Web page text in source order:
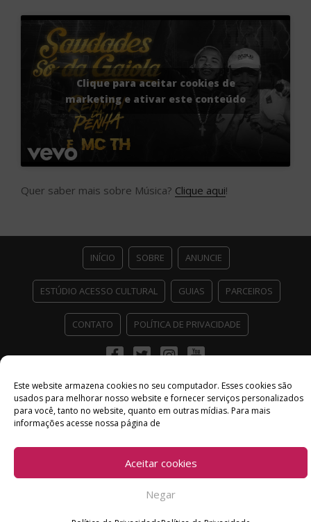
Este website armazena cookies no seu computador. Esses cookies são
usados ​​para melhorar nosso website e fornecer serviços personalizados
para você, tanto no website, quanto em outras mídias. Para mais
informações acesse nossa página de
Aceitar cookies
Negar
Clique para aceitar cookies de
marketing e ativar este conteúdo
Quer saber mais sobre Música? Clique aqui!
INÍCIO SOBRE ANUNCIE
ESTÚDIO ACESSO CULTURAL GUIAS PARCEIROS
CONTATO POLÍTICA DE PRIVACIDADE
Facebook
TwitterInstagram
Youtube
Copyright 2026 Acesso Cultural - Arte, Cultura Pop e Entretenimento
Desenvolvido por Del Vieira